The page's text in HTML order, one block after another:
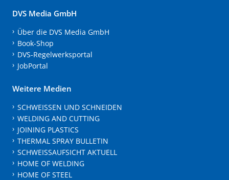
DVS Media GmbH
Über die DVS Media GmbH
Book-Shop
DVS-Regelwerksportal
JobPortal
Weitere Medien
SCHWEISSEN UND SCHNEIDEN
WELDING AND CUTTING
JOINING PLASTICS
THERMAL SPRAY BULLETIN
SCHWEISSAUFSICHT AKTUELL
HOME OF WELDING
HOME OF STEEL